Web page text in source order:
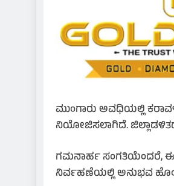
ಮುಂಗಾರು ಅವಧಿಯಲ್ಲಿ
ನಿಯೋಜಿಸಲಾಗಿದೆ.
ಗಮನಾರ್ಹ ಸಂಗತಿಯೆಂದರೆ, ಈ
ನಿರ್ವಹಣೆಯಲ್ಲಿ ಅನುಭವ